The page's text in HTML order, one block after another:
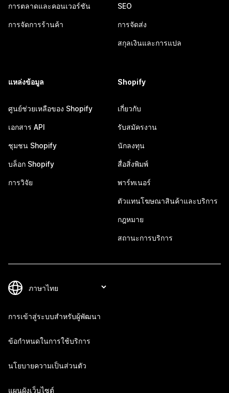
การตลาดและคอนเวอร์ชัน
การจัดการร้านค้า
SEO
การจัดส่ง
สกุลเงินและการแปล
แหล่งข้อมูล
ศูนย์ช่วยเหลือของ Shopify
เอกสาร API
ชุมชน Shopify
บล็อก Shopify
การวิจัย
Shopify
เกี่ยวกับ
รับสมัครงาน
นักลงทุน
สื่อสิ่งพิมพ์
พาร์ทเนอร์
ตัวแทนโฆษณาสินค้าและบริการ
กฎหมาย
สถานะการบริการ
การเข้าสู่ระบบสำหรับผู้พัฒนา
ข้อกำหนดในการใช้บริการ
นโยบายความเป็นส่วนตัว
แผนผังเว็บไซต์